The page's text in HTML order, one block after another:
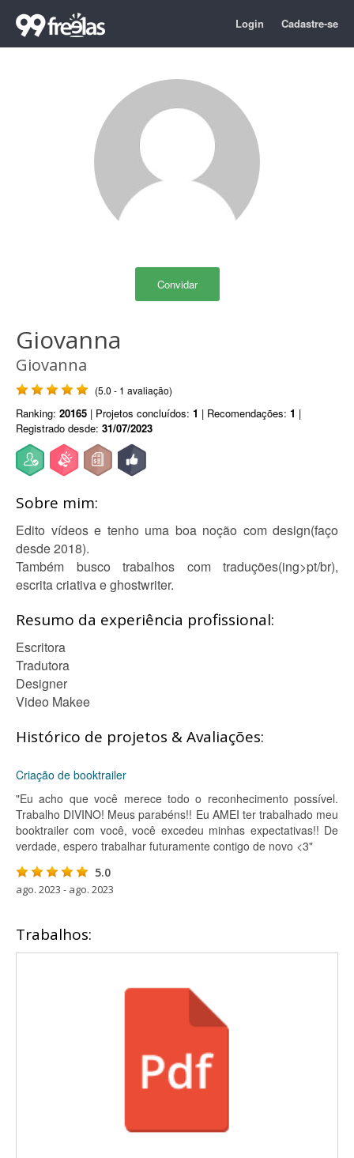
Login Cadastre-se
Convidar
Giovanna
Giovanna
(5.0 - 1 avaliação)
Ranking: 20165 | Projetos concluídos: 1 | Recomendações: 1 |
Registrado desde: 31/07/2023
Sobre mim:
Edito vídeos e tenho uma boa noção com design(faço
desde 2018).
Também busco trabalhos com traduções(ing>pt/br),
escrita criativa e ghostwriter.
Resumo da experiência profissional:
Escritora
Tradutora
Designer
Video Makee
Histórico de projetos & Avaliações:
Criação de booktrailer
"Eu acho que você merece todo o reconhecimento possível.
Trabalho DIVINO! Meus parabéns!! Eu AMEI ter trabalhado meu
booktrailer com você, você excedeu minhas expectativas!! De
verdade, espero trabalhar futuramente contigo de novo <3"
5.0
ago. 2023 - ago. 2023
Trabalhos: